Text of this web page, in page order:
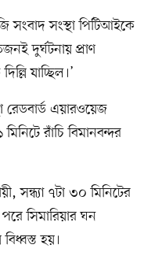
সংবাদ সংস্থা পিটিআইকে
দুর্ঘটনায় প্রাণ
যাচ্ছিল।’
রেডবার্ড এয়ারওয়েজ
রাঁচি বিমানবন্দর
সন্ধ্যা ৭টা ৩০ মিনিটের
সিমারিয়ার ঘন
হয়।